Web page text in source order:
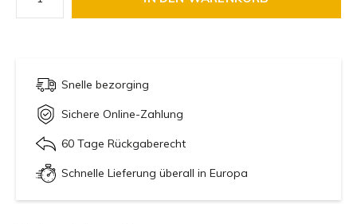
Snelle bezorging
Sichere Online-Zahlung
60 Tage Rückgaberecht
Schnelle Lieferung überall in Europa